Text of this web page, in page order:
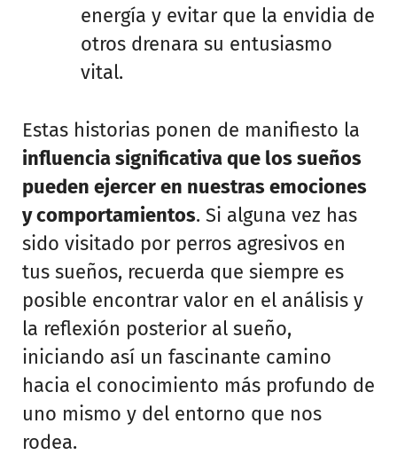
energía y evitar que la envidia de
otros drenara su entusiasmo
vital.
Estas historias ponen de manifiesto la
influencia significativa que los sueños
pueden ejercer en nuestras emociones
y comportamientos. Si alguna vez has
sido visitado por perros agresivos en
tus sueños, recuerda que siempre es
posible encontrar valor en el análisis y
la reflexión posterior al sueño,
iniciando así un fascinante camino
hacia el conocimiento más profundo de
uno mismo y del entorno que nos
rodea.